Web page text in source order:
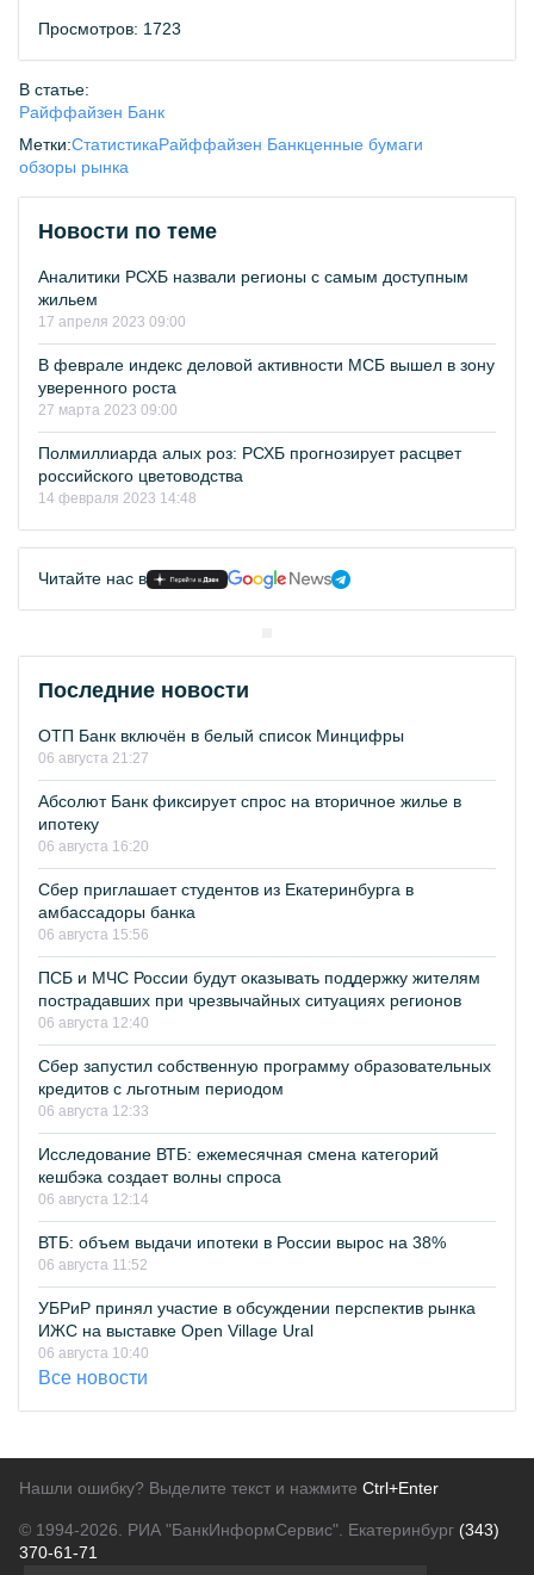
Просмотров: 1723
В статье:
Райффайзен Банк
Метки:СтатистикаРайффайзен Банкценные бумаги
обзоры рынка
Новости по теме
Аналитики РСХБ назвали регионы с самым доступным
жильем
17 апреля 2023 09:00
В феврале индекс деловой активности МСБ вышел в зону
уверенного роста
27 марта 2023 09:00
Полмиллиарда алых роз: РСХБ прогнозирует расцвет
российского цветоводства
14 февраля 2023 14:48
Читайте нас в
Последние новости
ОТП Банк включён в белый список Минцифры
06 августа 21:27
Абсолют Банк фиксирует спрос на вторичное жилье в
ипотеку
06 августа 16:20
Сбер приглашает студентов из Екатеринбурга в
амбассадоры банка
06 августа 15:56
ПСБ и МЧС России будут оказывать поддержку жителям
пострадавших при чрезвычайных ситуациях регионов
06 августа 12:40
Сбер запустил собственную программу образовательных
кредитов с льготным периодом
06 августа 12:33
Исследование ВТБ: ежемесячная смена категорий
кешбэка создает волны спроса
06 августа 12:14
ВТБ: объем выдачи ипотеки в России вырос на 38%
06 августа 11:52
УБРиР принял участие в обсуждении перспектив рынка
ИЖС на выставке Open Village Ural
06 августа 10:40
Все новости
Нашли ошибку? Выделите текст и нажмите Ctrl+Enter
© 1994-2026. РИА "БанкИнформСервис". Екатеринбург (343)
370-61-71